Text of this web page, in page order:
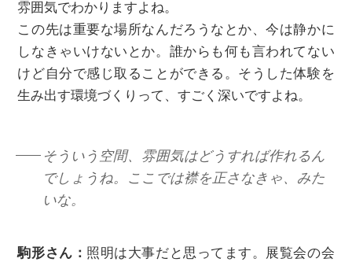
雰囲気でわかりますよね。
この先は重要な場所なんだろうなとか、今は静かに
しなきゃいけないとか。誰からも何も言われてない
けど自分で感じ取ることができる。そうした体験を
生み出す環境づくりって、すごく深いですよね。
そういう空間、雰囲気はどうすれば作れるん
でしょうね。ここでは襟を正さなきゃ、みた
いな。
駒形さん： 照明は大事だと思ってます。展覧会の会